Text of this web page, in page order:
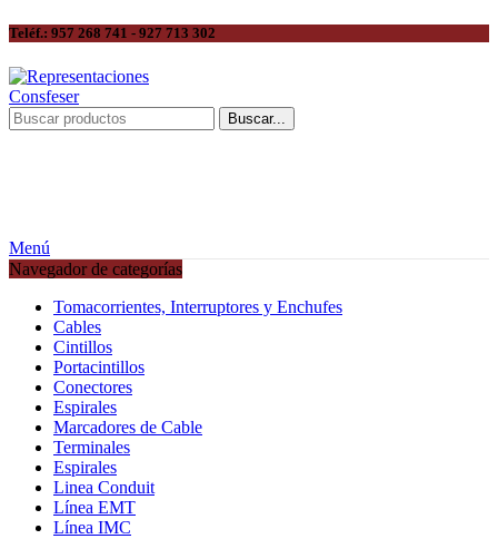
Teléf.: 957 268 741 - 927 713 302
Buscar...
Menú
Navegador de categorías
Tomacorrientes, Interruptores y Enchufes
Cables
Cintillos
Portacintillos
Conectores
Espirales
Marcadores de Cable
Terminales
Espirales
Linea Conduit
Línea EMT
Línea IMC